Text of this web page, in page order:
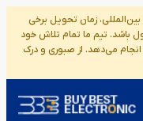
زمان تحویل برخی
باشد. تیم ما تمام تلاش خود
انجام می‌دهد. از صبوری و درک